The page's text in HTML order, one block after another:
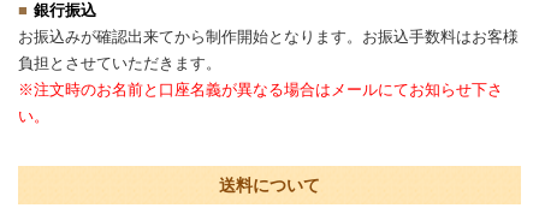
銀行振込
お振込みが確認出来てから制作開始となります。お振込手数料はお客様
負担とさせていただきます。
※注文時のお名前と口座名義が異なる場合はメールにてお知らせ下さ
い。
送料について